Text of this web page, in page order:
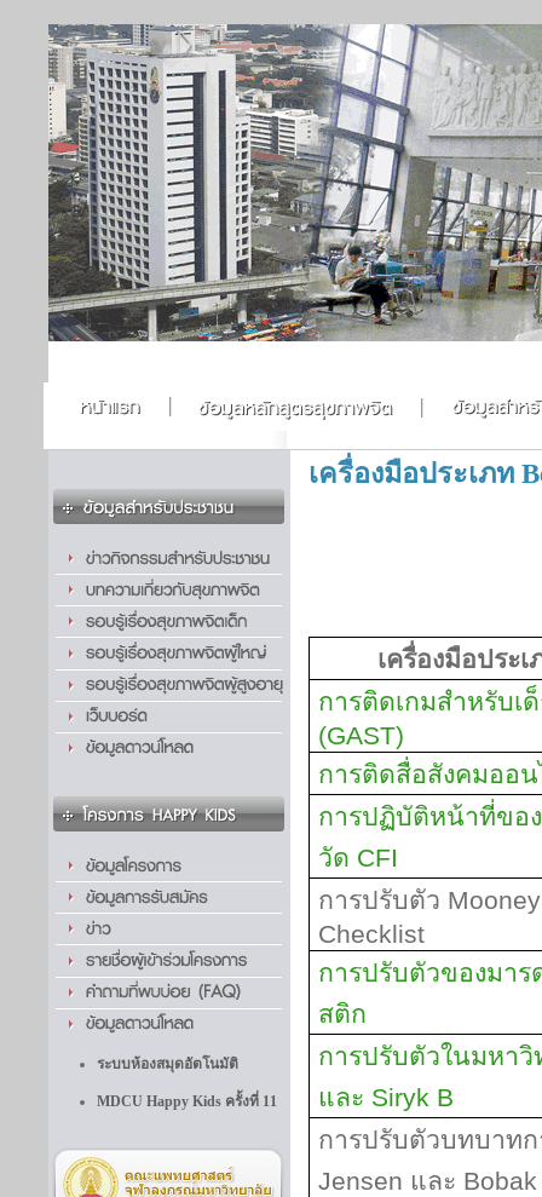
ระบบห้องสมุดอัตโนมัติ
MDCU Happy Kids ครั้งที่ 11
เครื่องมือประเภท
เครื่องมือประ
การติดเกมสำหรับเ
(GAST)
การติดสื่อสังคมออ
การปฏิบัติหน้าที่ขอ
วัด CFI
การปรับตัว
Checklist
การปรับตัวของมา
สติก
การปรับตัวในมหาวิ
และ Siryk B
การปรับตัวบทบาทก
Jensen และ Bobak